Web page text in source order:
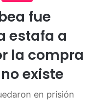
fue
estafa a
la compra
existe
en prisión